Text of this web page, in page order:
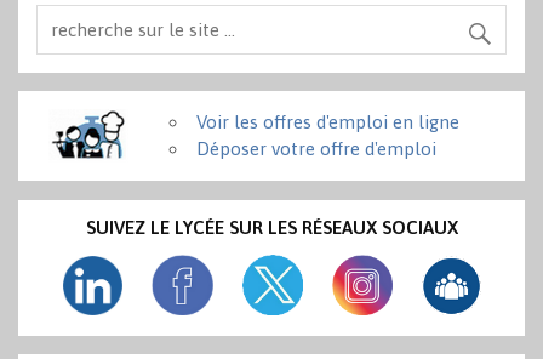
Voir les offres d'emploi en ligne
Déposer votre offre d'emploi
SUIVEZ LE LYCÉE SUR LES RÉSEAUX SOCIAUX